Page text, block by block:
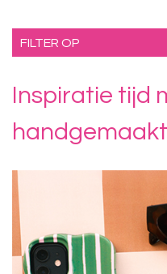
FILTER OP
Inspiratie tijd